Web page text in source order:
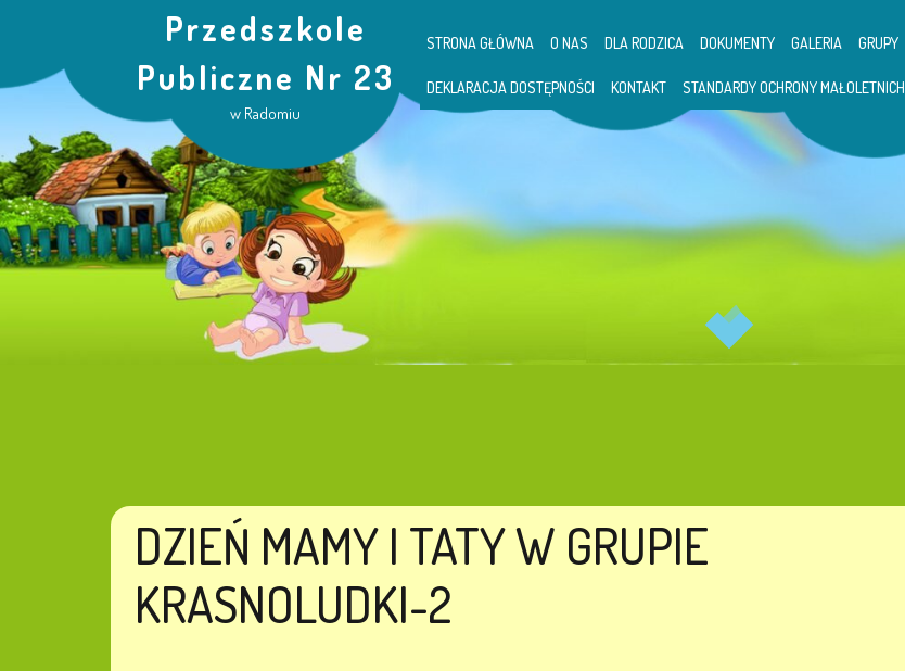
Przedszkole
Publiczne Nr 23
w Radomiu
STRONA GŁÓWNA O NAS DLA RODZICA DOKUMENTY GALERIA GRUPY
DEKLARACJA DOSTĘPNOŚCI KONTAKT STANDARDY OCHRONY MAŁOLETNICH
DZIEŃ MAMY I TATY W GRUPIE
KRASNOLUDKI-2